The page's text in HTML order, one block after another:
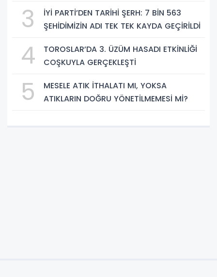
3
İYİ PARTİ’DEN TARİHİ ŞERH: 7 BİN 563
ŞEHİDİMİZİN ADI TEK TEK KAYDA GEÇİRİLDİ
4
TOROSLAR’DA 3. ÜZÜM HASADI ETKİNLİĞİ
COŞKUYLA GERÇEKLEŞTİ
5
MESELE ATIK İTHALATI MI, YOKSA
ATIKLARIN DOĞRU YÖNETİLMEMESİ Mİ?